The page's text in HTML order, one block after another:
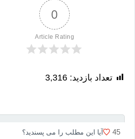
0
Article Rating
تعداد بازدید: 3,316
آیا این مطلب را می پسندید؟ 45